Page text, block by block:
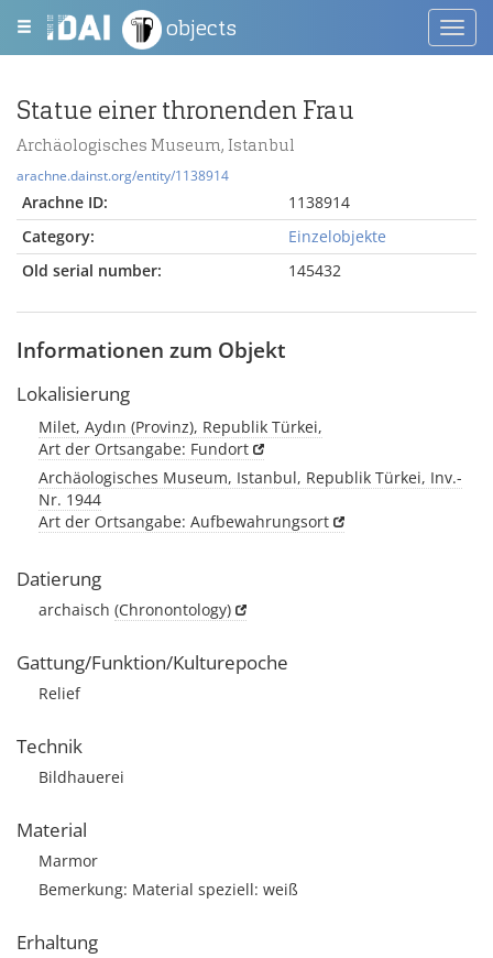
objects
Statue einer thronenden Frau
Archäologisches Museum, Istanbul
arachne.dainst.org/entity/1138914
Arachne ID:
1138914
Category:
Einzelobjekte
Old serial number:
145432
Informationen zum Objekt
Lokalisierung
Milet, Aydın (Provinz), Republik Türkei,
Art der Ortsangabe: Fundort
Archäologisches Museum, Istanbul, Republik Türkei, Inv.-
Nr. 1944
Art der Ortsangabe: Aufbewahrungsort
Datierung
archaisch (Chronontology)
Gattung/Funktion/Kulturepoche
Relief
Technik
Bildhauerei
Material
Marmor
Bemerkung: Material speziell: weiß
Erhaltung